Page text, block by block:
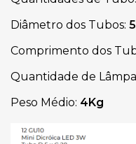
Diâmetro dos Tubos:
Comprimento dos
Quantidade de
Peso Médio: 4Kg